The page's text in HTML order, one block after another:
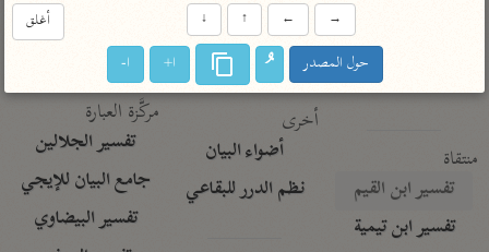
تفسير ابن الجوزي
تفسير الماوردي
منتقاة
تفسير ابن القيم
تفسير ابن تيمية
تفسير الرازي
أخرى
أضواء البيان
نظم الدرر للبقاعي
تفسير ابن عثيمين
مركَّزة العبارة
تفسير الجلالين
جامع البيان للإيجي
تفسير البيضاوي
أغلق →
←
↑
↓
حول المصدر ا+ ا-